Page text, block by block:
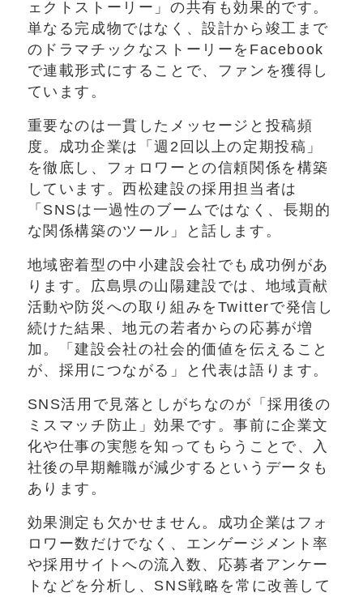
ェクトストーリー」の共有も効果的です。
単なる完成物ではなく、設計から竣工まで
のドラマチックなストーリーをFacebook
で連載形式にすることで、ファンを獲得し
ています。
重要なのは一貫したメッセージと投稿頻
度。成功企業は「週2回以上の定期投稿」
を徹底し、フォロワーとの信頼関係を構築
しています。西松建設の採用担当者は
「SNSは一過性のブームではなく、長期的
な関係構築のツール」と話します。
地域密着型の中小建設会社でも成功例があ
ります。広島県の山陽建設では、地域貢献
活動や防災への取り組みをTwitterで発信し
続けた結果、地元の若者からの応募が増
加。「建設会社の社会的価値を伝えること
が、採用につながる」と代表は語ります。
SNS活用で見落としがちなのが「採用後の
ミスマッチ防止」効果です。事前に企業文
化や仕事の実態を知ってもらうことで、入
社後の早期離職が減少するというデータも
あります。
効果測定も欠かせません。成功企業はフォ
ロワー数だけでなく、エンゲージメント率
や採用サイトへの流入数、応募者アンケー
トなどを分析し、SNS戦略を常に改善して